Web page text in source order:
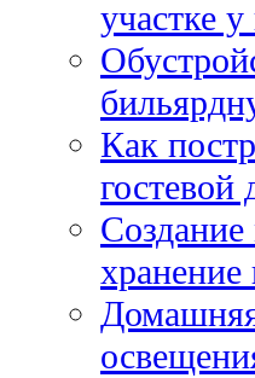
участке
Как
гостевой
Создание
хранение